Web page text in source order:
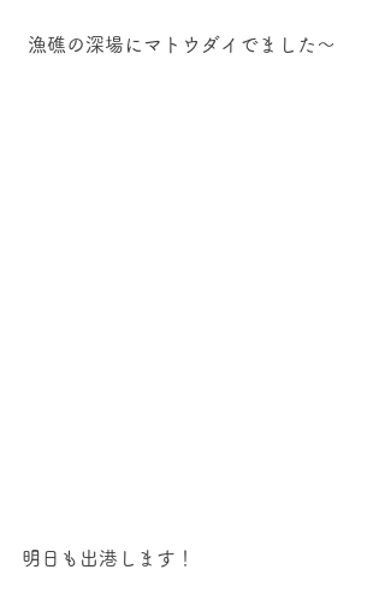
漁礁の深場にマトウダイでました～
明日も出港します！